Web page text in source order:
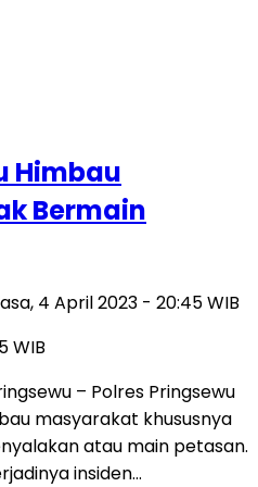
Himbau
Bermain
4 April 2023 - 20:45 WIB
WIB
– Polres Pringsewu
masyarakat khususnya
atau main petasan.
insiden…